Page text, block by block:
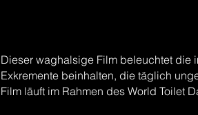
Dieser waghalsige Film beleuchtet die
Exkremente beinhalten, die täglich
Film läuft im Rahmen des World Toilet